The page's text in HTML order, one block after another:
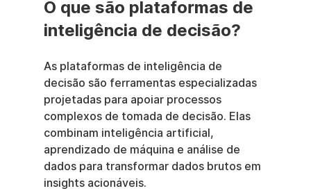
O que são plataformas de
inteligência de decisão?
As plataformas de inteligência de
decisão são ferramentas especializadas
projetadas para apoiar processos
complexos de tomada de decisão. Elas
combinam inteligência artificial,
aprendizado de máquina e análise de
dados para transformar dados brutos em
insights acionáveis.